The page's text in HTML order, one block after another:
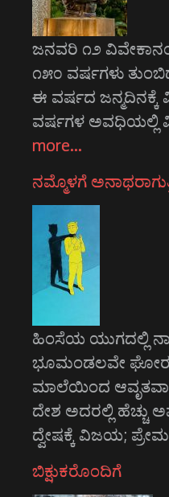
ಜನವರಿ ೧೨
೧೫೦ ವರ್ಷಗಳು
ಈ ವರ್ಷದ ಜನ್ಮದಿನಕ್ಕೆ
ವರ್ಷಗಳ ಅವಧಿಯಲ್ಲಿ
more…
ನಮ್ಮೊಳಗೆ
ಹಿಂಸೆಯ ಯುಗದಲ್ಲಿ
ಭೂಮಂಡಲವೇ
ಮಾಲೆಯಿಂದ
ದೇಶ ಅದರಲ್ಲಿ ಹೆಚ್ಚು
ದ್ವೇಷಕ್ಕೆ ವಿಜಯ;
ಬಿಕ್ಷುಕರೊಂದಿಗೆ